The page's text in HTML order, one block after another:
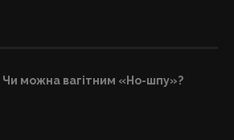
Чи можна вагітним «Но-шпу»?